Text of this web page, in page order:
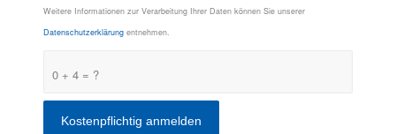
Weitere Informationen zur Verarbeitung Ihrer Daten können Sie unserer
Datenschutzerklärungentnehmen.
0 + 4 = ?